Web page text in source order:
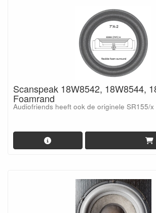
Scanspeak 18W8542, 18W8544,
Foamrand
Audiofriends heeft ook de originele SR155/x